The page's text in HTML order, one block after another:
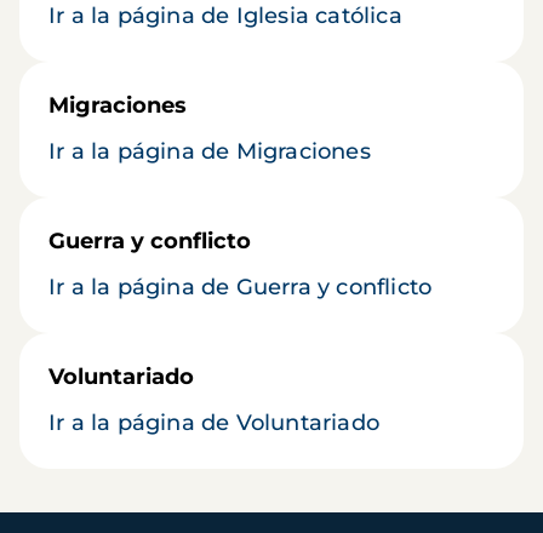
Ir a la página de Iglesia católica
Migraciones
Ir a la página de Migraciones
Guerra y conflicto
Ir a la página de Guerra y conflicto
Voluntariado
Ir a la página de Voluntariado